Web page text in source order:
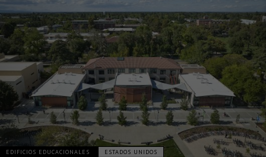
EDIFICIOS EDUCACIONALES ESTADOS UNIDOS